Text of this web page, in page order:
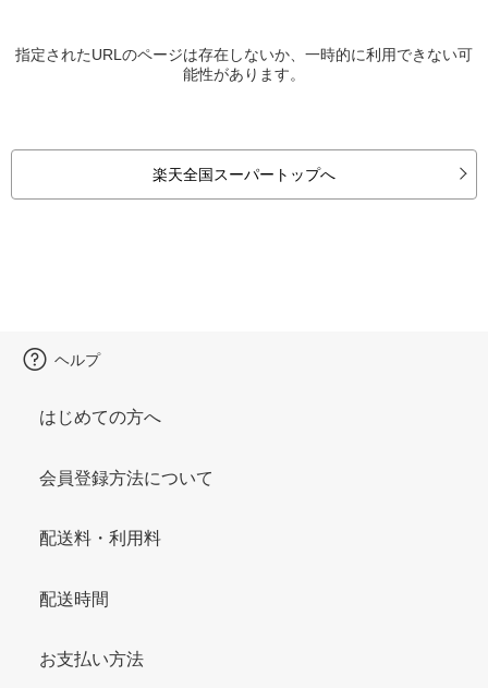
指定されたURLのページは存在しないか、一時的に利用できない可
能性があります。
楽天全国スーパートップへ
ヘルプ
はじめての方へ
会員登録方法について
配送料・利用料
配送時間
お支払い方法